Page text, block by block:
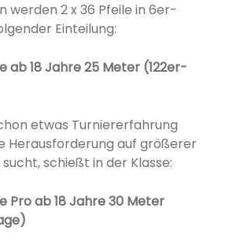
werden 2 x 36 Pfeile in 6er-
Einteilung:
ab 18 Jahre 25 Meter (122er-
etwas Turniererfahrung
Herausforderung auf größerer
schießt in der Klasse:
Pro ab 18 Jahre 30 Meter